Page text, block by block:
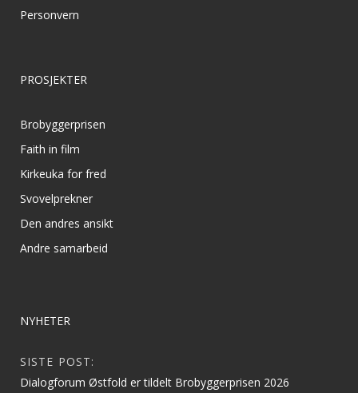
Personvern
PROSJEKTER
Brobyggerprisen
Faith in film
Kirkeuka for fred
Svovelprekner
Den andres ansikt
Andre samarbeid
NYHETER
SISTE POST:
Dialogforum Østfold er tildelt Brobyggerprisen 2026